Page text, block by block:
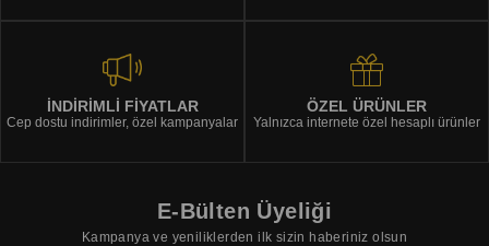
İNDİRİMLİ FİYATLAR
Cep dostu indirimler, özel kampanyalar
ÖZEL ÜRÜNLER
Yalnızca internete özel hesaplı ürünler
E-Bülten Üyeliği
Kampanya ve yeniliklerden ilk sizin haberiniz olsun